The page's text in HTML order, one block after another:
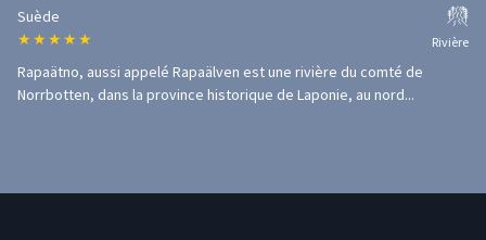
Suède
★ ★ ★ ★ ★ Rivière
Rapaätno, aussi appelé Rapaälven est une rivière du comté de
Norrbotten, dans la province historique de Laponie, au nord...